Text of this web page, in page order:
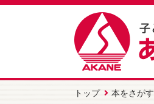
トップ 本をさがす